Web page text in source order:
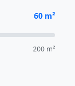
60 m²
200 m²